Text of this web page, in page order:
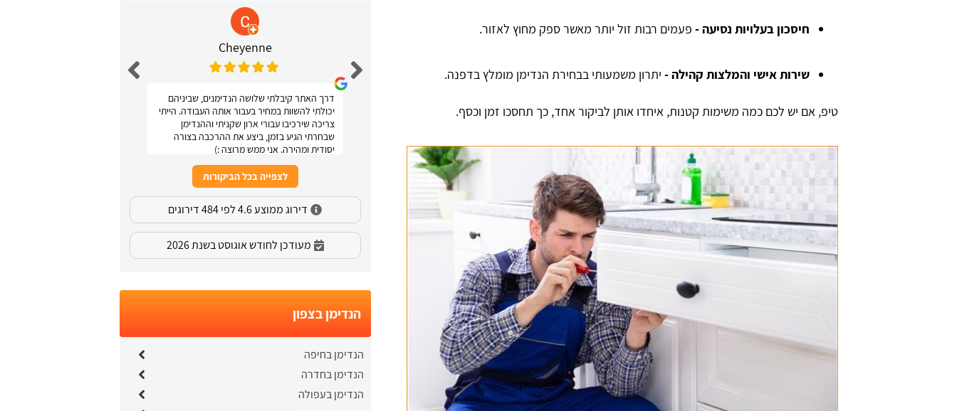
חיסכון בעלויות נסיעה - פעמים רבות זול יותר מאשר ספק מחוץ לאזור.
שירות אישי והמלצות קהילה- יתרון משמעותי בבחירת הנדימן מומלץ בדפנה.
טיפ, אם יש לכם כמה משימות קטנות, איחדו אותן לביקור אחד, כך תחסכו זמן וכסף.
Cheyenne
דרך האתר קיבלתי שלושה הנדימנים, שביניהם
יכולתי להשוות במחיר בעבור אותה העבודה. הייתי
צריכה שירכיבו עבורי ארון שקניתי וההנדימן
שבחרתי הגיע בזמן, ביצע את ההרכבה בצורה
יסודית ומהירה. אני ממש מרוצה :)
לצפייה בכל הביקורות
דירוג ממוצע 4.6 לפי 484 דירוגים
מעודכן לחודש אוגוסט בשנת 2026
הנדימן בצפון
הנדימן בחיפה
הנדימן בחדרה
הנדימן בעפולה